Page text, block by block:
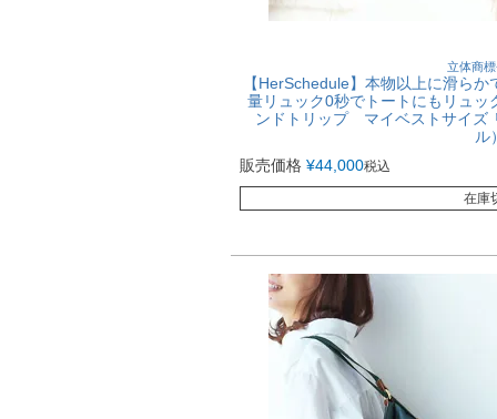
立体商
【HerSchedule】本物以上に滑ら
量リュック0秒でトートにもリュ
ンドトリップ マイベストサイズ
ル
販売価格 ¥44,000税込
在庫